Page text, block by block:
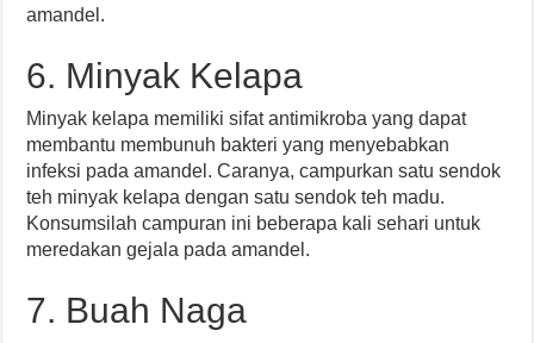
amandel.
6. Minyak Kelapa
Minyak kelapa memiliki sifat antimikroba yang dapat
membantu membunuh bakteri yang menyebabkan
infeksi pada amandel. Caranya, campurkan satu sendok
teh minyak kelapa dengan satu sendok teh madu.
Konsumsilah campuran ini beberapa kali sehari untuk
meredakan gejala pada amandel.
7. Buah Naga